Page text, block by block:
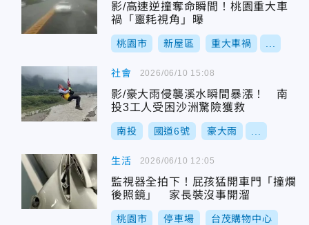
影/高速逆撞奪命瞬間！桃園重大車
禍「噩耗視角」曝
桃園市 新屋區 重大車禍
社會
影/豪大雨侵襲溪水瞬間暴漲！ 南
投3工人受困沙洲驚險獲救
南投 國道6號 豪大雨
2026/06/10 15:08
生活
監視器全拍下！屁孩猛開車門「撞爛
後照鏡」 家長裝沒事開溜
桃園市 停車場 台茂購物中心
2026/06/10 12:05